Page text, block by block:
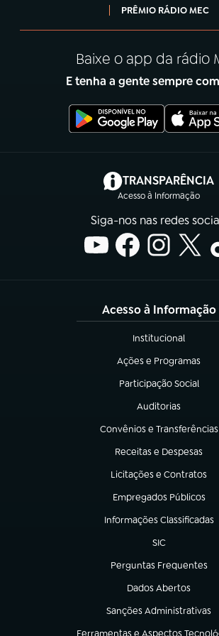
PRÊMIO RÁDIO MEC
Baixe o app da rádio
E tenha a gente sempre
TRANSPARÊNCIA
Acesso à Informação
(abre em
Siga-nos nas redes
Acesso à Informação
Institucional
(abre em nova aba)
Ações e Programas
(abre em nova aba)
Participação Social
(abre em nova aba)
Auditorias
(abre em nova aba)
Convênios e Transferências
(abre em nova aba)
Receitas e Despesas
(abre em nova aba)
Licitações e Contratos
(abre em nova aba)
Empregados Públicos
(abre em nova aba)
Informações Classificadas
(abre em nova aba)
SIC
(abre em nova
Perguntas Frequentes
(abre em nova aba)
Dados Abertos
(abre em nova aba)
Sanções Administrativas
(abre em nova aba)
Ferramentas e Aspectos